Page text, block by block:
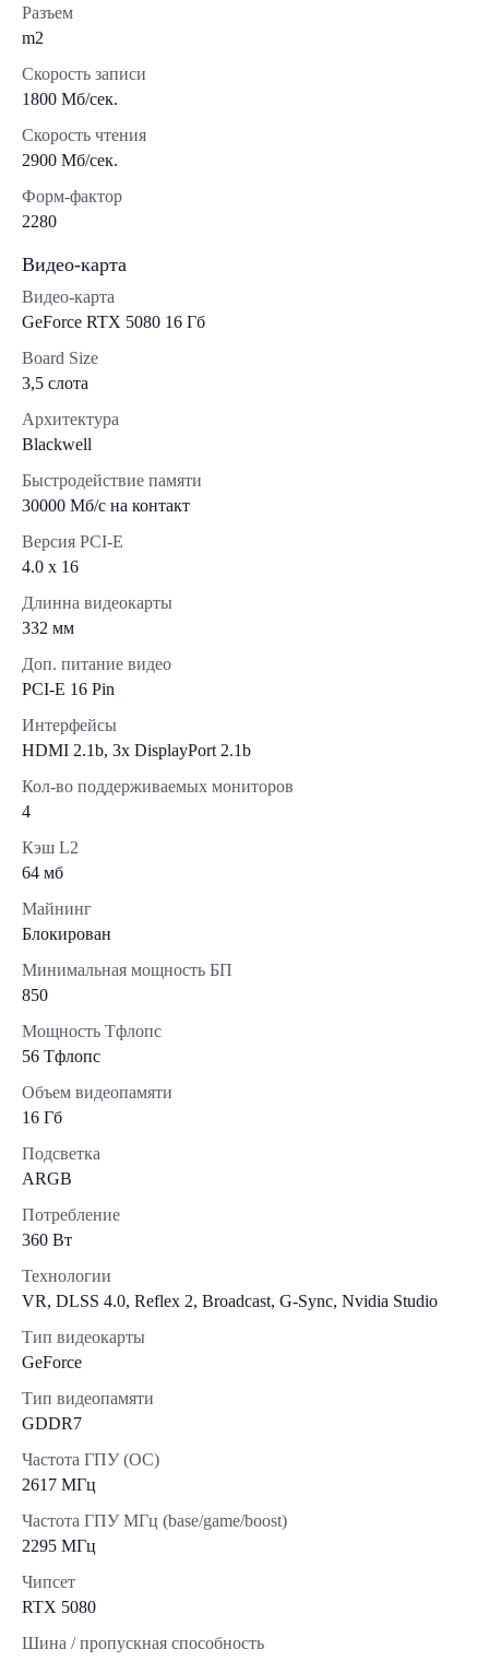
Разъем
m2
Скорость записи
1800 Мб/сек.
Скорость чтения
2900 Мб/сек.
Форм-фактор
2280
Видео-карта
Видео-карта
GeForce RTX 5080 16 Гб
Board Size
3,5 слота
Архитектура
Blackwell
Быстродействие памяти
30000 Мб/с на контакт
Версия PCI-E
4.0 x 16
Длинна видеокарты
332 мм
Доп. питание видео
PCI-E 16 Pin
Интерфейсы
HDMI 2.1b, 3x DisplayPort 2.1b
Кол-во поддерживаемых мониторов
4
Кэш L2
64 мб
Майнинг
Блокирован
Минимальная мощность БП
850
Мощность Тфлопс
56 Тфлопс
Объем видеопамяти
16 Гб
Подсветка
ARGB
Потребление
360 Вт
Технологии
VR, DLSS 4.0, Reflex 2, Broadcast, G-Sync, Nvidia Studio
Тип видеокарты
GeForce
Тип видеопамяти
GDDR7
Частота ГПУ (OC)
2617 МГц
Частота ГПУ МГц (base/game/boost)
2295 МГц
Чипсет
RTX 5080
Шина / пропускная способность